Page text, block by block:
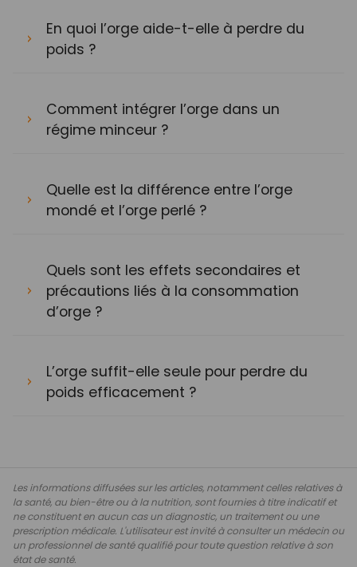
En quoi l’orge aide-t-elle à perdre du
poids ?
Comment intégrer l’orge dans un
régime minceur ?
Quelle est la différence entre l’orge
mondé et l’orge perlé ?
Quels sont les effets secondaires et
précautions liés à la consommation
d’orge ?
L’orge suffit-elle seule pour perdre du
poids efficacement ?
Les informations diffusées sur les articles, notamment celles relatives à
la santé, au bien-être ou à la nutrition, sont fournies à titre indicatif et
ne constituent en aucun cas un diagnostic, un traitement ou une
prescription médicale. L'utilisateur est invité à consulter un médecin ou
un professionnel de santé qualifié pour toute question relative à son
état de santé.